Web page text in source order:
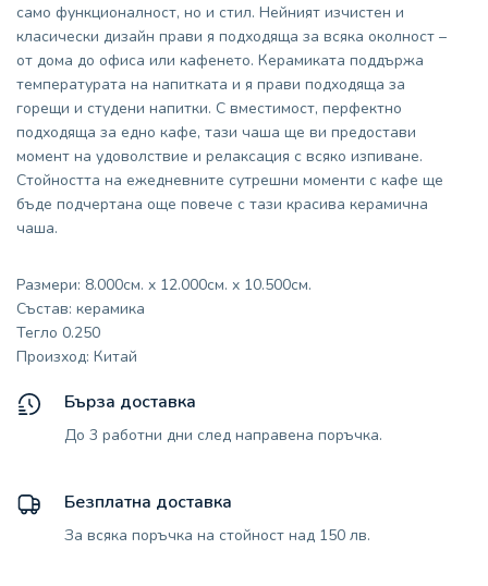
само функционалност, но и стил. Нейният изчистен и
класически дизайн прави я подходяща за всяка околност –
от дома до офиса или кафенето. Керамиката поддържа
температурата на напитката и я прави подходяща за
горещи и студени напитки. С вместимост, перфектно
подходяща за едно кафе, тази чаша ще ви предостави
момент на удоволствие и релаксация с всяко изпиване.
Стойността на ежедневните сутрешни моменти с кафе ще
бъде подчертана още повече с тази красива керамична
чаша.
Размери: 8.000см. x 12.000см. x 10.500см.
Състав: керамика
Тегло 0.250
Произход: Китай
Бърза доставка
До 3 работни дни след направена поръчка.
Безплатна доставка
За всяка поръчка на стойност над 150 лв.